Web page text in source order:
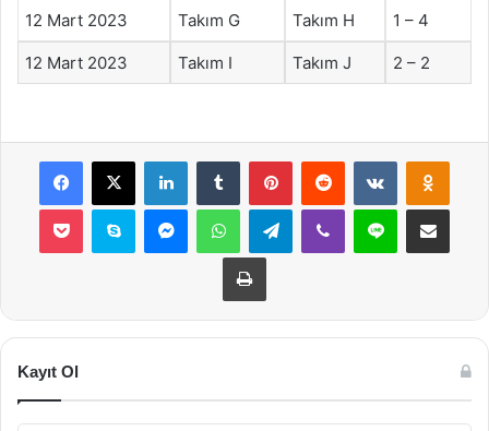
12 Mart 2023 Takım G Takım H 1 – 4
12 Mart 2023 Takım I Takım J 2 – 2
Facebook
X LinkedInTumblr PinterestReddit VKontakte
Pocket Skype MessengerWhatsAppTelegramViber Line E-Posta ile
Yazdır
Kayıt Ol